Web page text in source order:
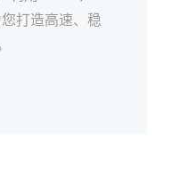
打造高速、稳